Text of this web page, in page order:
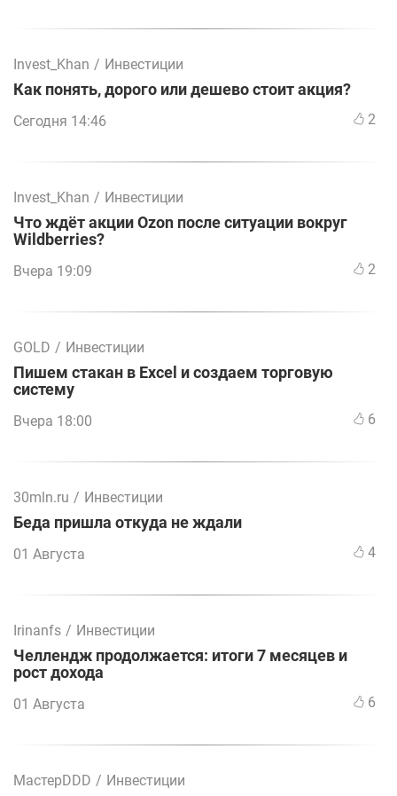
Invest_Khan / Инвестиции
Как понять, дорого или дешево стоит акция?
Сегодня 14:46 2
Invest_Khan / Инвестиции
Что ждёт акции Ozon после ситуации вокруг
Wildberries?
Вчера 19:09 2
GOLD / Инвестиции
Пишем стакан в Excel и создаем торговую
систему
Вчера 18:00 6
30mln.ru / Инвестиции
Беда пришла откуда не ждали
01 Августа 4
Irinanfs / Инвестиции
Челлендж продолжается: итоги 7 месяцев и
рост дохода
01 Августа 6
МастерDDD / Инвестиции